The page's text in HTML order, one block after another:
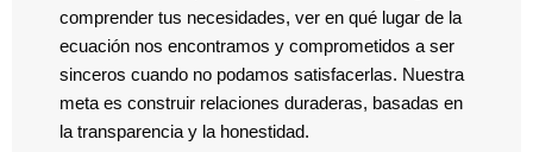
comprender tus necesidades, ver en qué lugar de la
ecuación nos encontramos y comprometidos a ser
sinceros cuando no podamos satisfacerlas. Nuestra
meta es construir relaciones duraderas, basadas en
la transparencia y la honestidad.